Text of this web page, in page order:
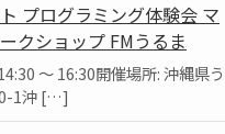
プログラミング体験会 マ
クショップ FMうるま
～ 16:30開催場所: 沖縄県う
1沖 […]